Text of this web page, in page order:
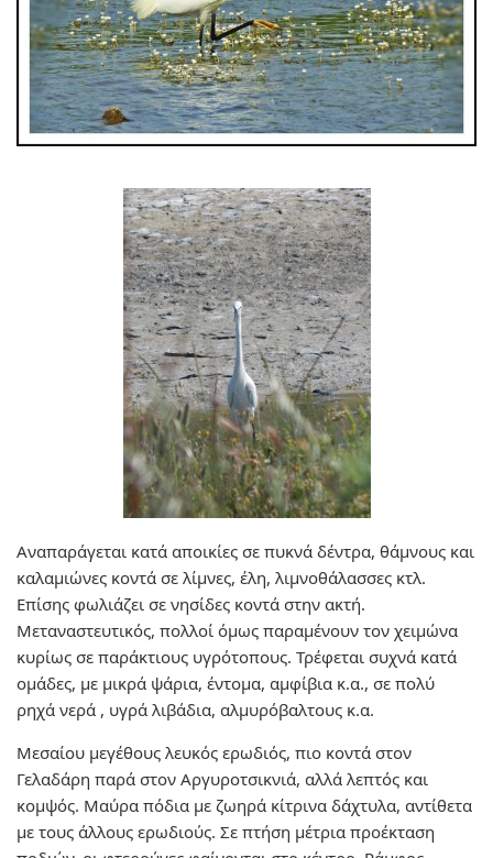
Αναπαράγεται κατά αποικίες σε πυκνά δέντρα, θάμνους και
καλαμιώνες κοντά σε λίμνες, έλη, λιμνοθάλασσες κτλ.
Επίσης φωλιάζει σε νησίδες κοντά στην ακτή.
Μεταναστευτικός, πολλοί όμως παραμένουν τον χειμώνα
κυρίως σε παράκτιους υγρότοπους. Τρέφεται συχνά κατά
ομάδες, με μικρά ψάρια, έντομα, αμφίβια κ.α., σε πολύ
ρηχά νερά , υγρά λιβάδια, αλμυρόβαλτους κ.α.
Μεσαίου μεγέθους λευκός ερωδιός, πιο κοντά στον
Γελαδάρη παρά στον Αργυροτσικνιά, αλλά λεπτός και
κομψός. Μαύρα πόδια με ζωηρά κίτρινα δάχτυλα, αντίθετα
με τους άλλους ερωδιούς. Σε πτήση μέτρια προέκταση